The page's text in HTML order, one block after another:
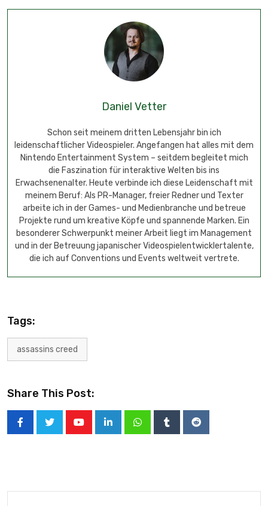
Daniel Vetter
Schon seit meinem dritten Lebensjahr bin ich
leidenschaftlicher Videospieler. Angefangen hat alles mit dem
Nintendo Entertainment System – seitdem begleitet mich
die Faszination für interaktive Welten bis ins
Erwachsenenalter. Heute verbinde ich diese Leidenschaft mit
meinem Beruf: Als PR-Manager, freier Redner und Texter
arbeite ich in der Games- und Medienbranche und betreue
Projekte rund um kreative Köpfe und spannende Marken. Ein
besonderer Schwerpunkt meiner Arbeit liegt im Management
und in der Betreuung japanischer Videospielentwicklertalente,
die ich auf Conventions und Events weltweit vertrete.
Tags:
assassins creed
Share This Post: